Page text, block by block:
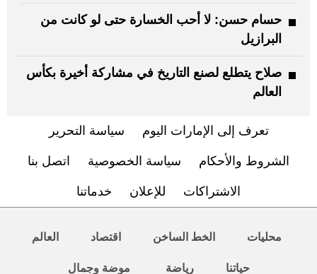
حسام حسن: لا أحب الخسارة حتى لو كانت من
البرازيل
صلاح يتطلع لصنع التاريخ في مشاركة أخيرة بكأس
العالم
تعرف إلى الإمارات اليوم سياسة التحرير
الشروط والأحكام سياسة الخصوصية اتصل بنا
الاشتراكات للإعلان خدماتنا
محليات الخط الساخن اقتصاد العالم
حياتنا رياضة موضة وجمال